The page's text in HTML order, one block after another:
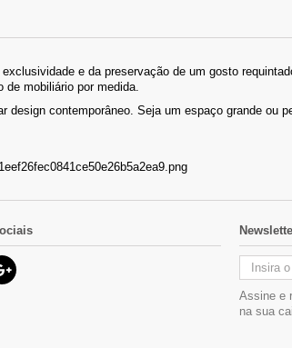
e da preservação de um gosto
mobiliário por medida.
contemporâneo. Seja um espaço grande ou
Assine e
na sua